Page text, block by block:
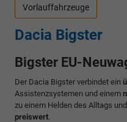
Vorlauffahrzeuge
Dacia Bigster
Bigster EU-
Der Dacia Bigster verbindet ein
Assistenzsystemen und einem
zu einem Helden des Alltags
preiswert